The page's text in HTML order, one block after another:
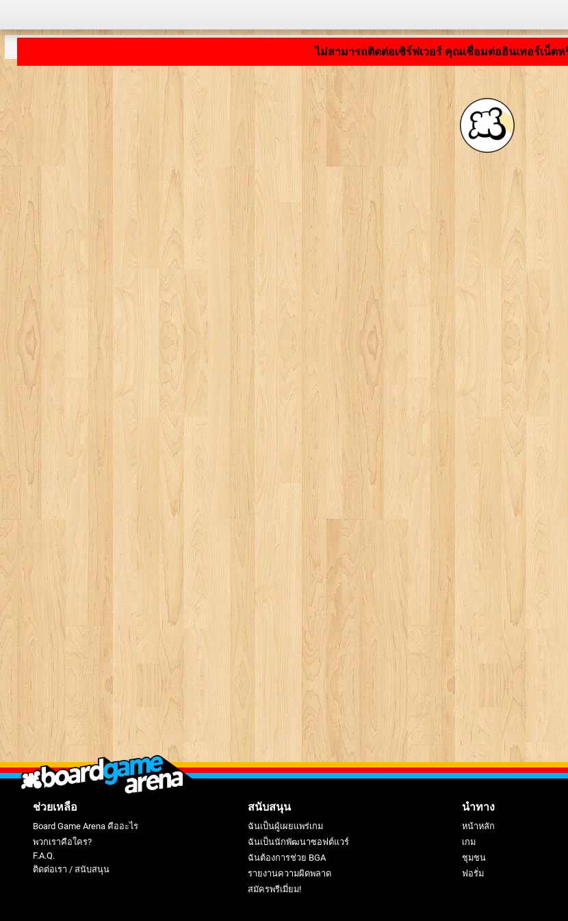
ไม่สามารถติดต่อเซิร์ฟเวอร์ คุณเชื่อมต่ออินเทอร์เน็ตห
กำลังโหลดแอปพลิเคชัน ... ...
ช่วยเหลือ
Board Game Arena คืออะไร
พวกเราคือใคร?
F.A.Q.
ติดต่อเรา / สนับสนุน
สนับสนุน
ฉันเป็นผู้เผยแพร่เกม
ฉันเป็นนักพัฒนาซอฟต์แวร์
ฉันต้องการช่วย BGA
รายงานความผิดพลาด
สมัครพรีเมี่ยม!
นำทาง
หน้าหลัก
เกม
ชุมชน
ฟอรั่ม